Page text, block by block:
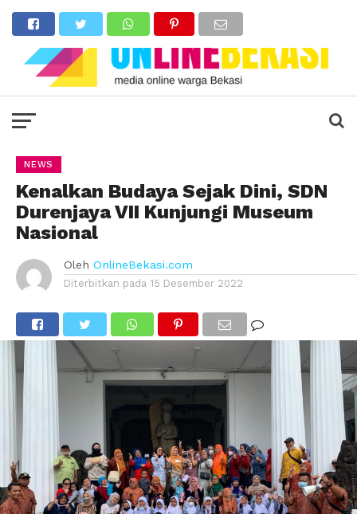
NEWS
Kenalkan Budaya Sejak Dini, SDN
Durenjaya VII Kunjungi Museum
Nasional
Oleh OnlineBekasi.com
Diterbitkan pada 15 Desember 2022